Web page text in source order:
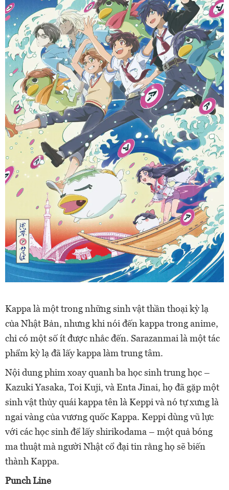
Kappa là một trong những sinh vật thần thoại kỳ lạ
của Nhật Bản, nhưng khi nói đến kappa trong anime,
chỉ có một số ít được nhắc đến. Sarazanmai là một tác
phẩm kỳ lạ đã lấy kappa làm trung tâm.
Nội dung phim xoay quanh ba học sinh trung học –
Kazuki Yasaka, Toi Kuji, và Enta Jinai, họ đã gặp một
sinh vật thủy quái kappa tên là Keppi và nó tự xưng là
ngai vàng của vương quốc Kappa. Keppi dùng vũ lực
với các học sinh để lấy shirikodama – một quả bóng
ma thuật mà người Nhật cổ đại tin rằng họ sẽ biến
thành Kappa.
Punch Line